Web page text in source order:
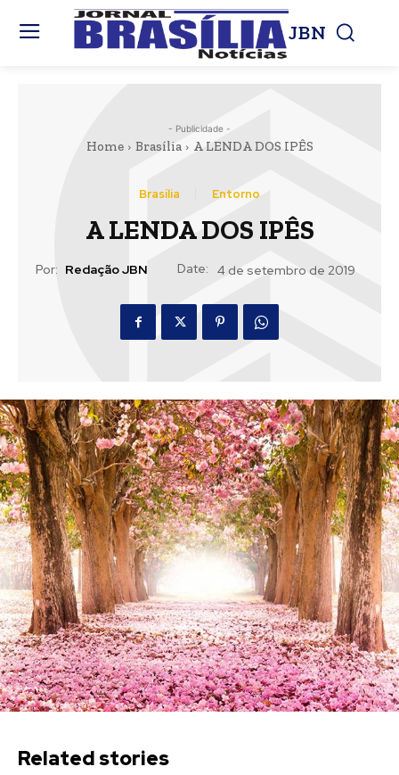
JBN
- Publicidade -
Home Brasília A LENDA DOS IPÊS
Brasília Entorno
A LENDA DOS IPÊS
Por: Redação JBN Date: 4 de setembro de 2019
Related stories